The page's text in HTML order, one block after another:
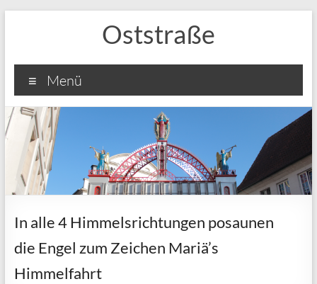
Oststraße
Menü
In alle 4 Himmelsrichtungen posaunen
die Engel zum Zeichen Mariä’s
Himmelfahrt